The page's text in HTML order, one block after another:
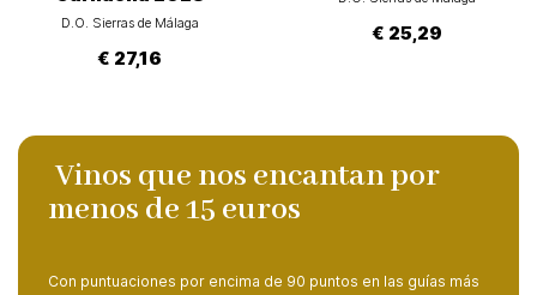
D.O. Sierras de Málaga
€ 27,16
€ 25,29
Vinos que nos encantan por
menos de 15 euros
Con puntuaciones por encima de 90 puntos en las guías más